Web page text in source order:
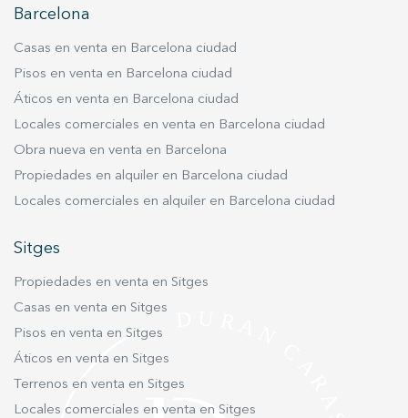
Barcelona
Casas en venta en Barcelona ciudad
Pisos en venta en Barcelona ciudad
Áticos en venta en Barcelona ciudad
Locales comerciales en venta en Barcelona ciudad
Obra nueva en venta en Barcelona
Propiedades en alquiler en Barcelona ciudad
Locales comerciales en alquiler en Barcelona ciudad
Sitges
Propiedades en venta en Sitges
Casas en venta en Sitges
Pisos en venta en Sitges
Áticos en venta en Sitges
Terrenos en venta en Sitges
Locales comerciales en venta en Sitges